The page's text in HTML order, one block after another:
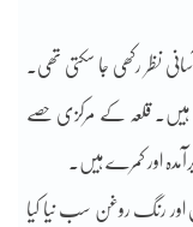
نظر رکھی جا سکتی تھی۔
ہیں۔ قلعہ کے مرکزی حصے
اور کمرے ہیں۔
اور رنگ روغن سب نیا کیا